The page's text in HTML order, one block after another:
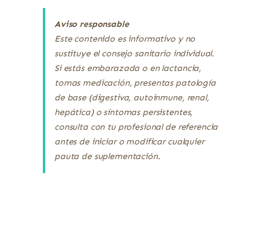
Aviso responsable
Este contenido es informativo y no
sustituye el consejo sanitario individual.
Si estás embarazada o en lactancia,
tomas medicación, presentas patología
de base (digestiva, autoinmune, renal,
hepática) o síntomas persistentes,
consulta con tu profesional de referencia
antes de iniciar o modificar cualquier
pauta de suplementación.